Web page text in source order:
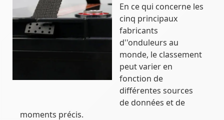
En ce qui concerne les
cinq principaux
fabricants
d''onduleurs au
monde, le classement
peut varier en
fonction de
différentes sources
de données et de
moments précis.